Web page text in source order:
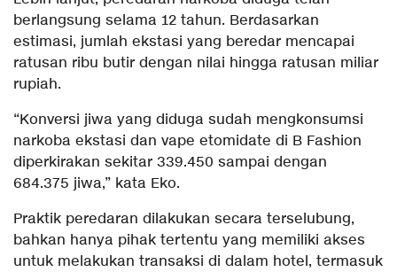
berlangsung selama 12 tahun. Berdasarkan
estimasi, jumlah ekstasi yang beredar mencapai
ratusan ribu butir dengan nilai hingga ratusan miliar
rupiah.
“Konversi jiwa yang diduga sudah mengkonsumsi
narkoba ekstasi dan vape etomidate di B Fashion
diperkirakan sekitar 339.450 sampai dengan
684.375 jiwa,” kata Eko.
Praktik peredaran dilakukan secara terselubung,
bahkan hanya pihak tertentu yang memiliki akses
untuk melakukan transaksi di dalam hotel, termasuk